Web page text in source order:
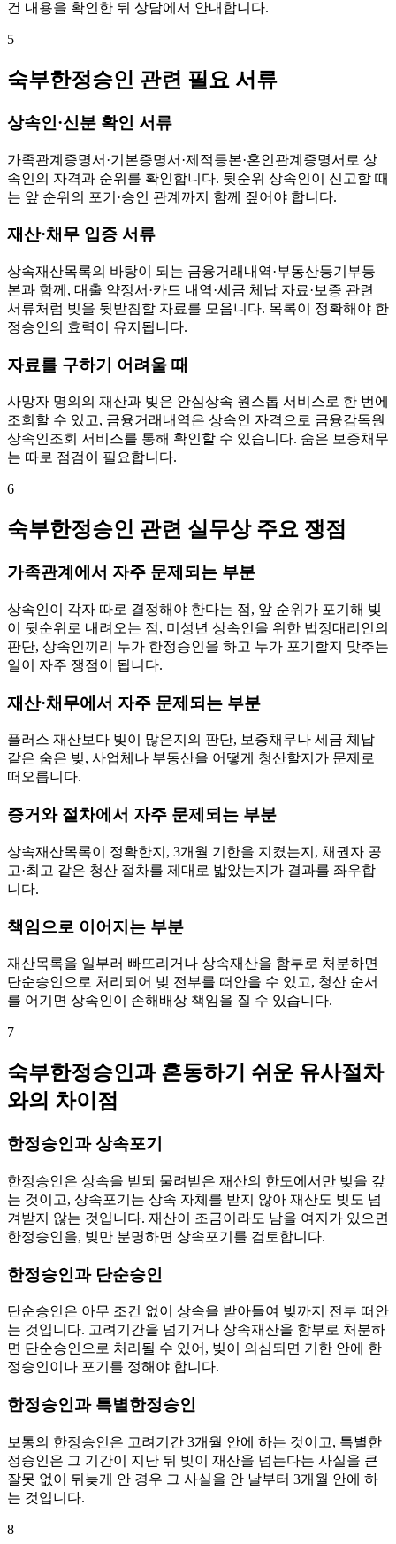
건 내용을 확인한 뒤 상담에서 안내합니다.
5
숙부한정승인 관련 필요 서류
상속인·신분 확인 서류
가족관계증명서·기본증명서·제적등본·혼인관계증명서로 상
속인의 자격과 순위를 확인합니다. 뒷순위 상속인이 신고할 때
는 앞 순위의 포기·승인 관계까지 함께 짚어야 합니다.
재산·채무 입증 서류
상속재산목록의 바탕이 되는 금융거래내역·부동산등기부등
본과 함께, 대출 약정서·카드 내역·세금 체납 자료·보증 관련
서류처럼 빚을 뒷받침할 자료를 모읍니다. 목록이 정확해야 한
정승인의 효력이 유지됩니다.
자료를 구하기 어려울 때
사망자 명의의 재산과 빚은 안심상속 원스톱 서비스로 한 번에
조회할 수 있고, 금융거래내역은 상속인 자격으로 금융감독원
상속인조회 서비스를 통해 확인할 수 있습니다. 숨은 보증채무
는 따로 점검이 필요합니다.
6
숙부한정승인 관련 실무상 주요 쟁점
가족관계에서 자주 문제되는 부분
상속인이 각자 따로 결정해야 한다는 점, 앞 순위가 포기해 빚
이 뒷순위로 내려오는 점, 미성년 상속인을 위한 법정대리인의
판단, 상속인끼리 누가 한정승인을 하고 누가 포기할지 맞추는
일이 자주 쟁점이 됩니다.
재산·채무에서 자주 문제되는 부분
플러스 재산보다 빚이 많은지의 판단, 보증채무나 세금 체납
같은 숨은 빚, 사업체나 부동산을 어떻게 청산할지가 문제로
떠오릅니다.
증거와 절차에서 자주 문제되는 부분
상속재산목록이 정확한지, 3개월 기한을 지켰는지, 채권자 공
고·최고 같은 청산 절차를 제대로 밟았는지가 결과를 좌우합
니다.
책임으로 이어지는 부분
재산목록을 일부러 빠뜨리거나 상속재산을 함부로 처분하면
단순승인으로 처리되어 빚 전부를 떠안을 수 있고, 청산 순서
를 어기면 상속인이 손해배상 책임을 질 수 있습니다.
7
숙부한정승인과 혼동하기 쉬운 유사절차
와의 차이점
한정승인과 상속포기
한정승인은 상속을 받되 물려받은 재산의 한도에서만 빚을 갚
는 것이고, 상속포기는 상속 자체를 받지 않아 재산도 빚도 넘
겨받지 않는 것입니다. 재산이 조금이라도 남을 여지가 있으면
한정승인을, 빚만 분명하면 상속포기를 검토합니다.
한정승인과 단순승인
단순승인은 아무 조건 없이 상속을 받아들여 빚까지 전부 떠안
는 것입니다. 고려기간을 넘기거나 상속재산을 함부로 처분하
면 단순승인으로 처리될 수 있어, 빚이 의심되면 기한 안에 한
정승인이나 포기를 정해야 합니다.
한정승인과 특별한정승인
보통의 한정승인은 고려기간 3개월 안에 하는 것이고, 특별한
정승인은 그 기간이 지난 뒤 빚이 재산을 넘는다는 사실을 큰
잘못 없이 뒤늦게 안 경우 그 사실을 안 날부터 3개월 안에 하
는 것입니다.
8